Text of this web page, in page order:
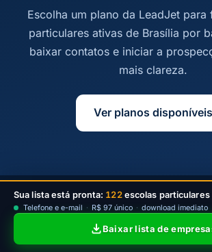
Escolha um plano da LeadJet para
particulares ativas de Brasília por
baixar contatos e iniciar a
mais clareza.
Ver planos disponíveis
© 2026Leadjet — Todos os direitos
contato@leadjet.com.br
Sua lista está pronta: 122escolas particulares
Telefone e e-mail · R$ 97 único · download imediato
Baixar lista de